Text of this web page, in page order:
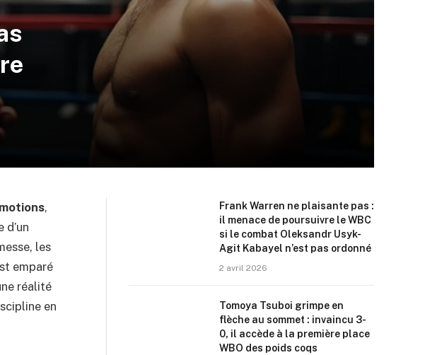
,
les
emparé
réalité
en
Frank Warren ne plaisante pas :
il menace de poursuivre le WBC
si le combat Oleksandr Usyk-
Agit Kabayel n’est pas ordonné
2 avril 2026
Tomoya Tsuboi grimpe en
flèche au sommet : invaincu 3-
0, il accède à la première place
WBO des poids coqs